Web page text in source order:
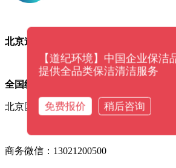
北京道纪环境工程服务有限公司
全国统一咨询电话：400-007-8816
北京区域咨询电话：010-68818919
商务微信：13021200500
【道纪环境】中国企业保洁
提供全品类保洁清洁服务
免费报价 稍后咨询